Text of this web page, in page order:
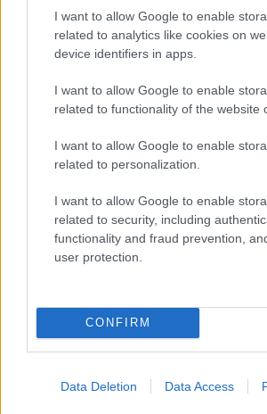
I want to allow Google to enable
related to analytics like cookies on
device identifiers in apps.
I want to allow Google to enable
related to functionality of the website
I want to allow Google to enable
related to personalization.
I want to allow Google to enable
related to security, including
functionality and fraud prevention,
user protection.
CONFIRM
Data Deletion Data Access
Mostre di moda 2026: Franco
Bard e gli eventi imperdibili in Italia
Cristian Castiglioni · 7 Ago 2026
BENESSERE
Guida sensoriale: note aromatiche
relax e buonumore